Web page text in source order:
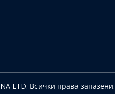
LTD. Всички права запазени.